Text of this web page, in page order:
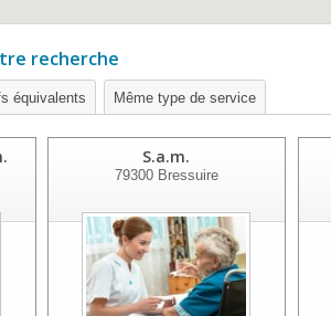
recherche
équivalents Même type de service
S.a.m.
79300Bressuire